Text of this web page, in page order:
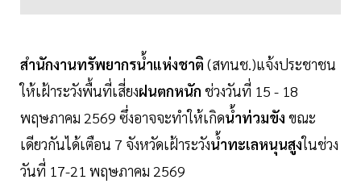
สำนักงานทรัพยากรน้ำแห่งชาติ (สทนช.)แจ้งประชาชน
ให้เฝ้าระวังพื้นที่เสี่ยงฝนตกหนัก ช่วงวันที่ 15 - 18
พฤษภาคม 2569 ซึ่งอาจจะทำให้เกิดน้ำท่วมขัง ขณะ
เดียวกันได้เตือน 7 จังหวัดเฝ้าระวังน้ำทะเลหนุนสูงในช่วง
วันที่ 17-21 พฤษภาคม 2569